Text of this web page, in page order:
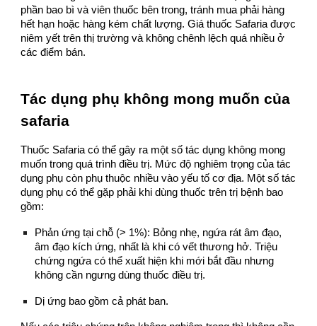
phần bao bì và viên thuốc bên trong, tránh mua phải hàng
hết hạn hoặc hàng kém chất lượng. Giá thuốc Safaria được
niêm yết trên thị trường và không chênh lệch quá nhiều ở
các điểm bán.
Tác dụng phụ không mong muốn của
safaria
Thuốc Safaria có thể gây ra một số tác dụng không mong
muốn trong quá trình điều trị. Mức độ nghiêm trọng của tác
dụng phụ còn phụ thuộc nhiều vào yếu tố cơ địa. Một số tác
dụng phụ có thể gặp phải khi dùng thuốc trên trị bệnh bao
gồm:
Phản ứng tại chỗ (> 1%): Bỏng nhẹ, ngứa rát âm đạo,
âm đạo kích ứng, nhất là khi có vết thương hở. Triệu
chứng ngứa có thể xuất hiện khi mới bắt đầu nhưng
không cần ngưng dùng thuốc điều trị.
Dị ứng bao gồm cả phát ban.